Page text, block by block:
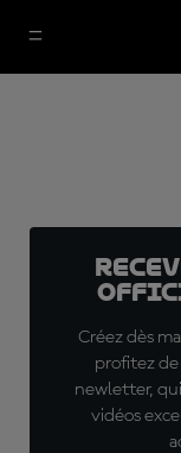
Créez dès
profitez
newletter,
vidéos